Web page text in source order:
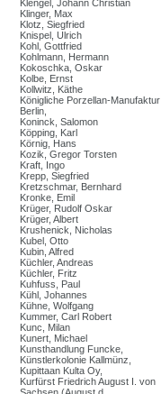
Klengel, Johann Christian
Klinger, Max
Klotz, Siegfried
Knispel, Ulrich
Kohl, Gottfried
Kohlmann, Hermann
Kokoschka, Oskar
Kolbe, Ernst
Kollwitz, Käthe
Königliche Porzellan-Manufaktur
Berlin,
Koninck, Salomon
Köpping, Karl
Körnig, Hans
Kozik, Gregor Torsten
Kraft, Ingo
Krepp, Siegfried
Kretzschmar, Bernhard
Kronke, Emil
Krüger, Rudolf Oskar
Krüger, Albert
Krushenick, Nicholas
Kubel, Otto
Kubin, Alfred
Küchler, Andreas
Küchler, Fritz
Kuhfuss, Paul
Kühl, Johannes
Kühne, Wolfgang
Kummer, Carl Robert
Kunc, Milan
Kunert, Michael
Kunsthandlung Funcke,
Künstlerkolonie Kallmünz,
Kupittaan Kulta Oy,
Kurfürst Friedrich August I. von